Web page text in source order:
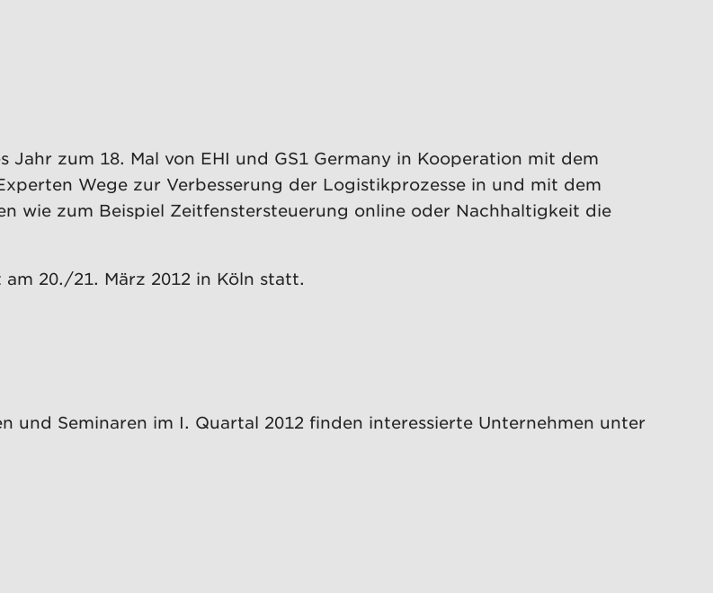
Jahr zum 18. Mal von EHI und GS1 Germany in Kooperation mit dem
Wege zur Verbesserung der Logistikprozesse in und mit dem
wie zum Beispiel Zeitfenstersteuerung online oder Nachhaltigkeit die
am 20./21. März 2012 in Köln statt.
und Seminaren im I. Quartal 2012 finden interessierte Unternehmen unter